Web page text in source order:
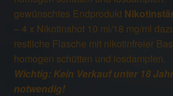
gewünschtes Endprodukt
– 4 x Nikotinshot 10 ml/18 mg/ml
restliche Flasche mit nikotinfreier
homogen schütten und losdampfen.
Wichtig: Kein Verkauf unter 18
notwendig!